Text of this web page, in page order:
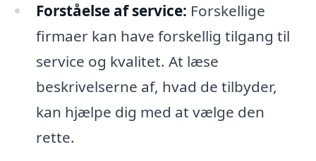
Forståelse af service: Forskellige
firmaer kan have forskellig tilgang til
service og kvalitet. At læse
beskrivelserne af, hvad de tilbyder,
kan hjælpe dig med at vælge den
rette.